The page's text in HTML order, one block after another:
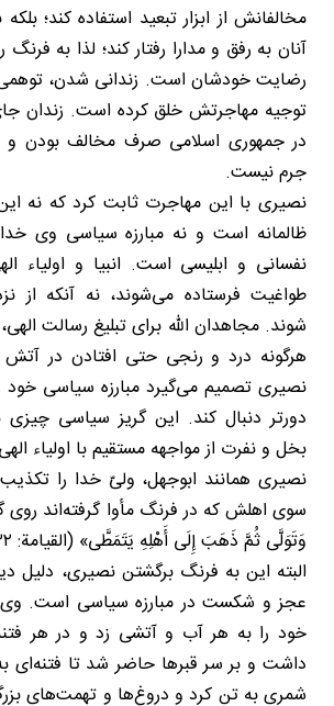
مخالفانش از ابزار تبعید استفاده کند؛
آنان به رفق و مدارا رفتار کند؛ لذا به
رضایت خودشان است. زندانی شدن،
توجیه مهاجرتش خلق کرده است. زندان
در جمهوری اسلامی صرف مخالف بودن
جرم نیست.
نصیری با این مهاجرت ثابت کرد که نه
ظالمانه است و نه مبارزه سیاسی وی
نفسانی و ابلیسی است. انبیا و اولیاء
طواغیت فرستاده می‌شوند، نه آنکه از
شوند. مجاهدان الله برای تبلیغ رسالت
هرگونه درد و رنجی حتی افتادن در آتش
نصیری تصمیم می‌گیرد مبارزه سیاسی خود را
دورتر دنبال کند. این گریز سیاسی
بخل و نفرت از مواجهه مستقیم با اولیاء
نصیری همانند ابوجهل، ولیّ خدا را تکذیب
سوی اهلش که در فرنگ مأوا گرفته‌اند روی
وَتَوَلَّى ثُمَّ ذَهَبَ إِلَى أَهْلِهِ یَتَمَطَّى» (القیامة: ٣٢ – ٣٣)
البته این به فرنگ برگشتن نصیری، دلیل
عجز و شکست در مبارزه سیاسی است. وی
خود را به هر آب و آتشی زد و در هر
داشت و بر سر قبرها حاضر شد تا فتنه‌ای
شمری به تن کرد و دروغ‌ها و تهمت‌های